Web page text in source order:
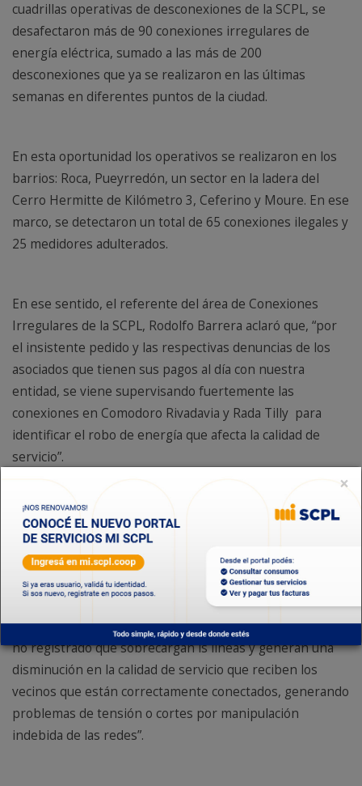
cuadrillas operativas de desconexiones de la SCPL, se
desafectaron más de 90 conexiones irregulares de
energía eléctrica, sumado a las más de 200
desconexiones que ya se realizaron en las últimas
semanas en diferentes puntos de la ciudad.
En esta oportunidad los operativos se realizaron en los
barrios: Roca, Pueyrredón, un sector en la ladera del
Cerro Hermitte de Kilómetro 3, Ceferino y Moure. En ese
marco, se detectaron un total de 65 conexiones ilegales y
25 medidores adulterados.
En ese sentido, el referente del área de Conexiones
Irregulares de la SCPL, Rodolfo Barrera aclaró que, “por
el insistente pedido y las respectivas denuncias de los
asociados que tienen sus pagos al día con nuestra
entidad, se viene supervisando fuertemente las
conexiones en Comodoro Rivadavia y Rada Tilly para
identificar el robo de energía que afecta la calidad de
servicio”.
Barrera explicó que “el operativo se desarrolló con
normalidad. Hoy puntualmente estuvimos en el barrio
Moure y los propios vecinos se acercaron a manifestar
su disconformidad con los usuarios conectados
ilegalmente”, además agregó que, “el robo de energía, en
sus distintas metodologías, genera excesos de consumo
no registrado que sobrecargan ls líneas y generan una
disminución en la calidad de servicio que reciben los
vecinos que están correctamente conectados, generando
problemas de tensión o cortes por manipulación
indebida de las redes”.
×